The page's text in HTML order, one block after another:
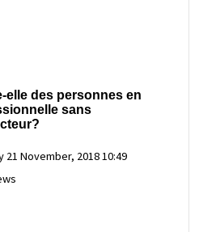
elle des personnes en
sans
21 November, 2018 10:49